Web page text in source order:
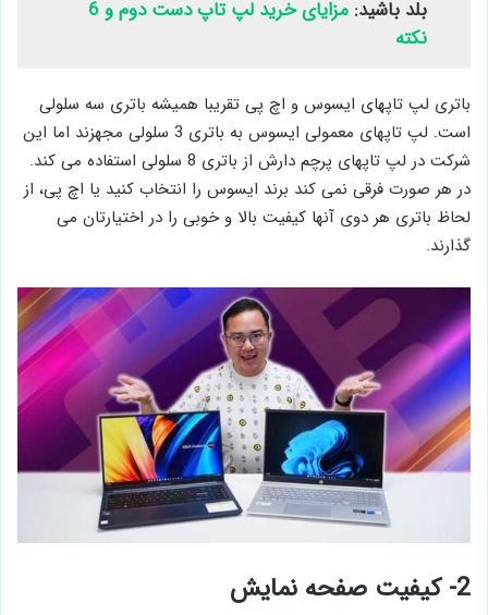
بلد باشید:
مزایای خرید لپ تاپ دست دوم و 6
نکته
باتری لپ تاپهای ایسوس و اچ پی تقریبا همیشه باتری سه سلولی
است. لپ تاپهای معمولی ایسوس به باتری 3 سلولی مجهزند اما این
شرکت در لپ تاپهای پرچم دارش از باتری 8 سلولی استفاده می کند.
در هر صورت فرقی نمی کند برند ایسوس را انتخاب کنید یا اچ پی، از
لحاظ باتری هر دوی آنها کیفیت بالا و خوبی را در اختیارتان می
گذارند.
2- کیفیت صفحه نمایش